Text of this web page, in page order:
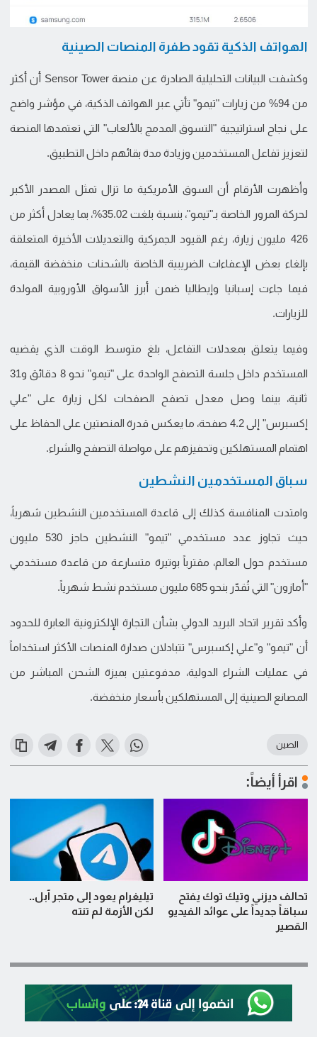
الهواتف الذكية تقود طفرة المنصات الصينية
وكشفت البيانات التحليلية الصادرة عن منصة Sensor Tower أن أكثر
من 94% من زيارات "تيمو" تأتي عبر الهواتف الذكية، في مؤشر واضح
على نجاح استراتيجية "التسوق المدمج بالألعاب" التي تعتمدها المنصة
لتعزيز تفاعل المستخدمين وزيادة مدة بقائهم داخل التطبيق.
وأظهرت الأرقام أن السوق الأمريكية ما تزال تمثل المصدر الأكبر
لحركة المرور الخاصة بـ"تيمو"، بنسبة بلغت 35.02%، بما يعادل أكثر من
426 مليون زيارة، رغم القيود الجمركية والتعديلات الأخيرة المتعلقة
بإلغاء بعض الإعفاءات الضريبية الخاصة بالشحنات منخفضة القيمة،
فيما جاءت إسبانيا وإيطاليا ضمن أبرز الأسواق الأوروبية المولدة
للزيارات.
وفيما يتعلق بمعدلات التفاعل، بلغ متوسط الوقت الذي يقضيه
المستخدم داخل جلسة التصفح الواحدة على "تيمو" نحو 8 دقائق و31
ثانية، بينما وصل معدل تصفح الصفحات لكل زيارة على "علي
إكسبرس" إلى 4.2 صفحة، ما يعكس قدرة المنصتين على الحفاظ على
اهتمام المستهلكين وتحفيزهم على مواصلة التصفح والشراء.
سباق المستخدمين النشطين
وامتدت المنافسة كذلك إلى قاعدة المستخدمين النشطين شهرياً،
حيث تجاوز عدد مستخدمي "تيمو" النشطين حاجز 530 مليون
مستخدم حول العالم، مقترباً بوتيرة متسارعة من قاعدة مستخدمي
"أمازون" التي تُقدّر بنحو 685 مليون مستخدم نشط شهرياً.
وأكد تقرير اتحاد البريد الدولي بشأن التجارة الإلكترونية العابرة للحدود
أن "تيمو" و"علي إكسبرس" تتبادلان صدارة المنصات الأكثر استخداماً
في عمليات الشراء الدولية، مدفوعتين بميزة الشحن المباشر من
المصانع الصينية إلى المستهلكين بأسعار منخفضة.
الصين
اقرأ أيضاً:
تحالف ديزني وتيك توك يفتح
سباقاً جديداً على عوائد الفيديو
القصير
تيليغرام يعود إلى متجر آبل..
لكن الأزمة لم تنته